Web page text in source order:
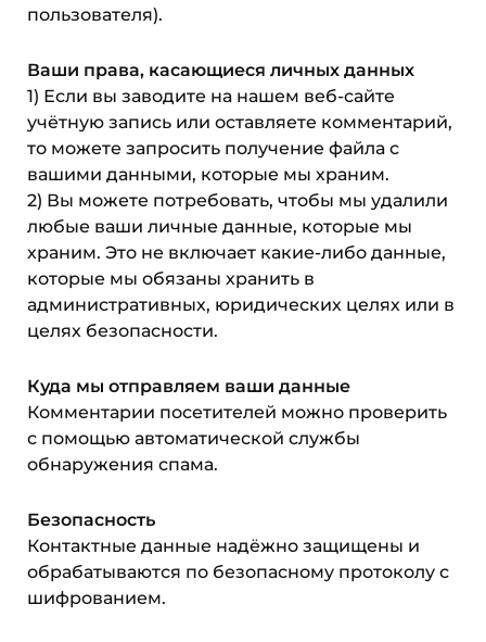
пользователя).
Ваши права, касающиеся личных данных
1) Если вы заводите на нашем веб-сайте
учётную запись или оставляете комментарий,
то можете запросить получение файла с
вашими данными, которые мы храним.
2) Вы можете потребовать, чтобы мы удалили
любые ваши личные данные, которые мы
храним. Это не включает какие-либо данные,
которые мы обязаны хранить в
административных, юридических целях или в
целях безопасности.
Куда мы отправляем ваши данные
Комментарии посетителей можно проверить
с помощью автоматической службы
обнаружения спама.
Безопасность
Контактные данные надёжно защищены и
обрабатываются по безопасному протоколу с
шифрованием.